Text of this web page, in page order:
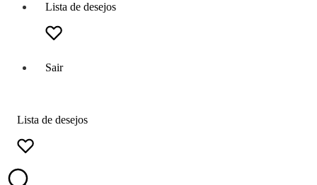
Lista de desejos
Sair
Lista de desejos